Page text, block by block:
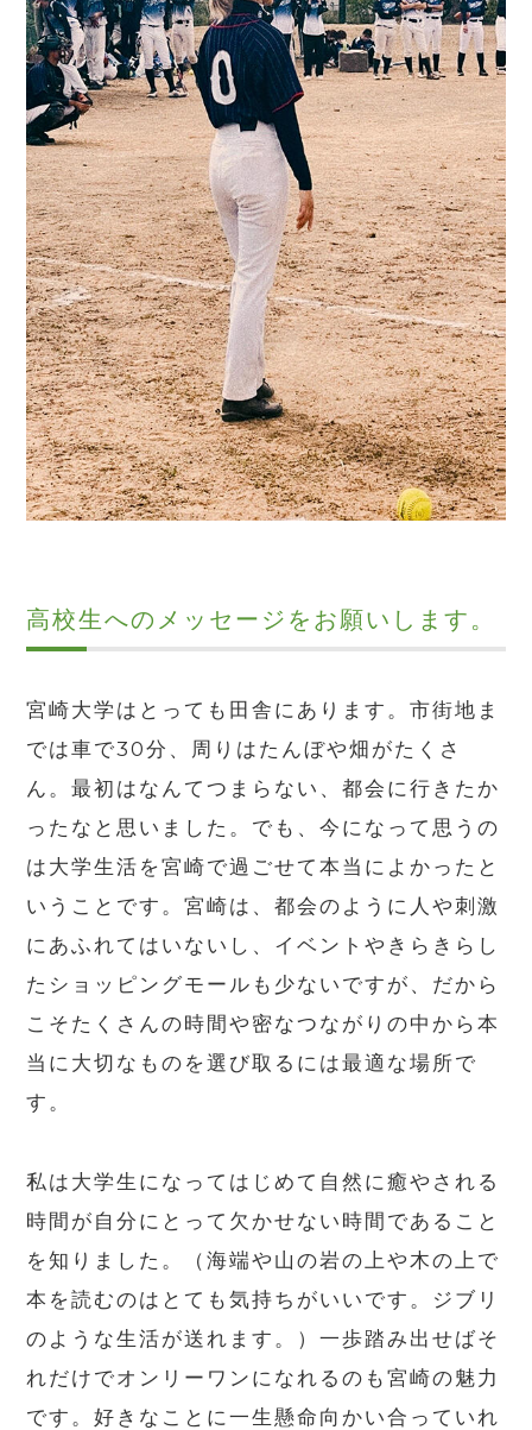
高校生へのメッセージをお願いします。
宮崎大学はとっても田舎にあります。市街地ま
では車で30分、周りはたんぼや畑がたくさ
ん。最初はなんてつまらない、都会に行きたか
ったなと思いました。でも、今になって思うの
は大学生活を宮崎で過ごせて本当によかったと
いうことです。宮崎は、都会のように人や刺激
にあふれてはいないし、イベントやきらきらし
たショッピングモールも少ないですが、だから
こそたくさんの時間や密なつながりの中から本
当に大切なものを選び取るには最適な場所で
す。
私は大学生になってはじめて自然に癒やされる
時間が自分にとって欠かせない時間であること
を知りました。（海端や山の岩の上や木の上で
本を読むのはとても気持ちがいいです。ジブリ
のような生活が送れます。）一歩踏み出せばそ
れだけでオンリーワンになれるのも宮崎の魅力
です。好きなことに一生懸命向かい合っていれ